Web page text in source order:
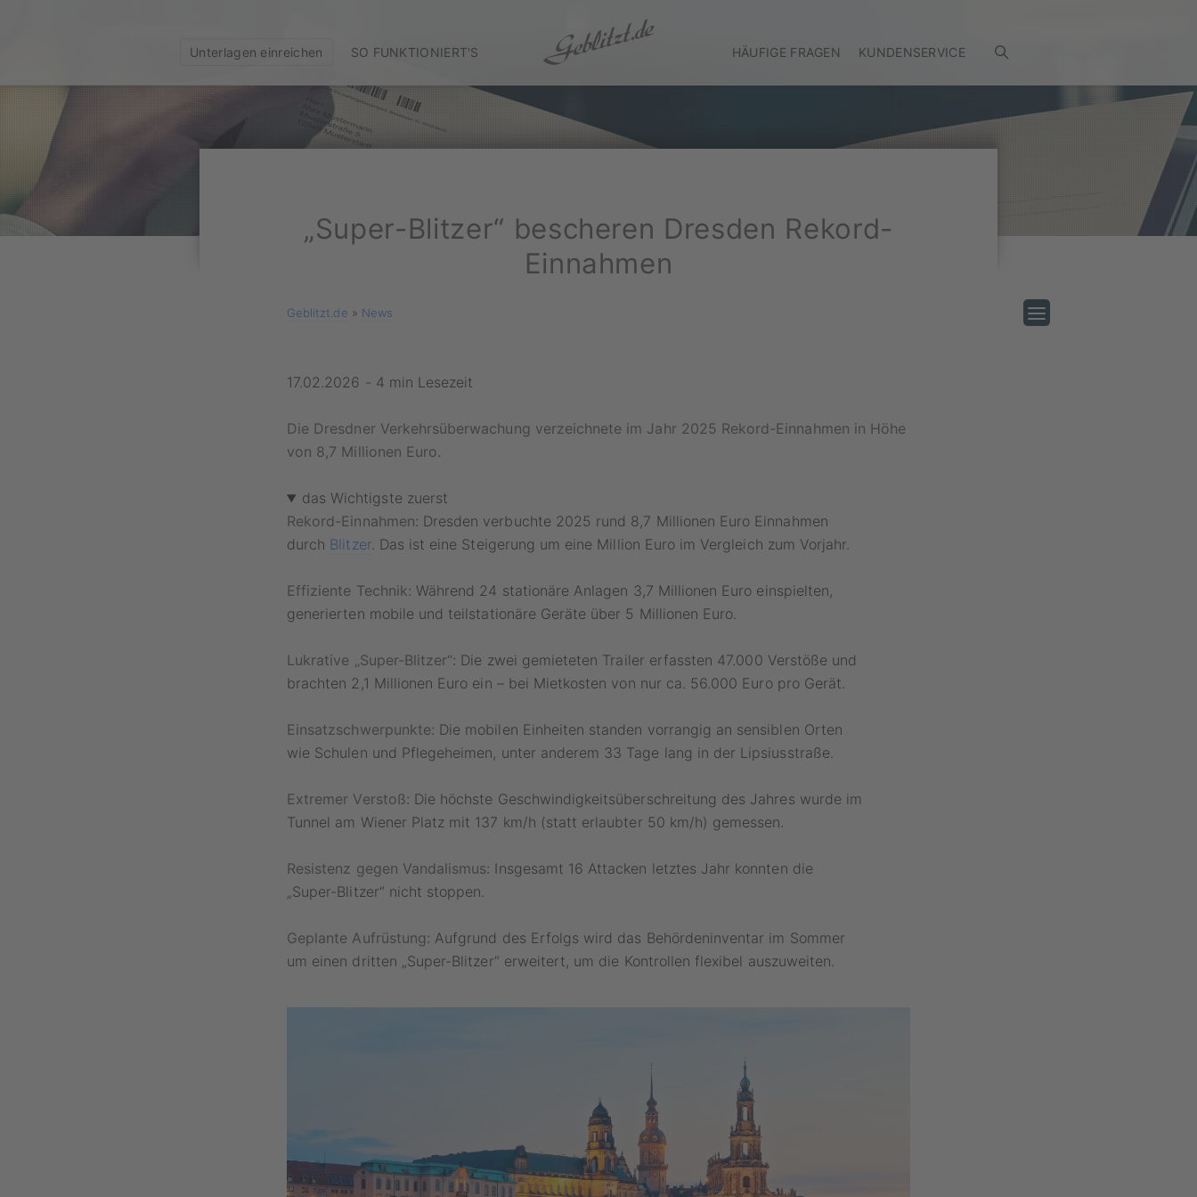
Unterlagen einreichen SO FUNKTIONIERT'S HÄUFIGE FRAGEN KUNDENSERVICE
„Super-Blitzer“ bescheren Dresden Rekord-
Einnahmen
Geblitzt.de » News
17.02.2026 - 4 min Lesezeit
Die Dresdner Verkehrsüberwachung verzeichnete im Jahr 2025 Rekord-Einnahmen in Höhe
von 8,7 Millionen Euro.
das Wichtigste zuerst
Rekord-Einnahmen: Dresden verbuchte 2025 rund 8,7 Millionen Euro Einnahmen
durch Blitzer. Das ist eine Steigerung um eine Million Euro im Vergleich zum Vorjahr.
Effiziente Technik: Während 24 stationäre Anlagen 3,7 Millionen Euro einspielten,
generierten mobile und teilstationäre Geräte über 5 Millionen Euro.
Lukrative „Super-Blitzer“: Die zwei gemieteten Trailer erfassten 47.000 Verstöße und
brachten 2,1 Millionen Euro ein – bei Mietkosten von nur ca. 56.000 Euro pro Gerät.
Einsatzschwerpunkte: Die mobilen Einheiten standen vorrangig an sensiblen Orten
wie Schulen und Pflegeheimen, unter anderem 33 Tage lang in der Lipsiusstraße.
Extremer Verstoß: Die höchste Geschwindigkeitsüberschreitung des Jahres wurde im
Tunnel am Wiener Platz mit 137 km/h (statt erlaubter 50 km/h) gemessen.
Resistenz gegen Vandalismus: Insgesamt 16 Attacken letztes Jahr konnten die
„Super-Blitzer“ nicht stoppen.
Geplante Aufrüstung: Aufgrund des Erfolgs wird das Behördeninventar im Sommer
um einen dritten „Super-Blitzer“ erweitert, um die Kontrollen flexibel auszuweiten.